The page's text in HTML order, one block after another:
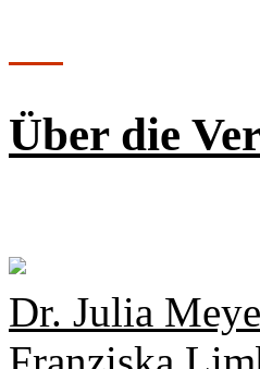
Über die
Dr. Julia